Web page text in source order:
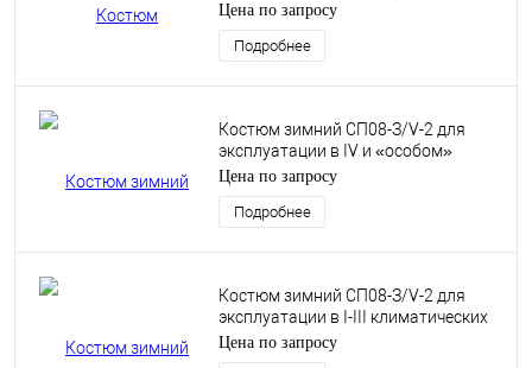
Цена по запросу
Подробнее
Костюм зимний СП08-З/V-2 для
эксплуатации в IV и «особом»
климатических поясах. (класс 7)
Цена по запросу
Подробнее
Костюм зимний СП08-З/V-2 для
эксплуатации в I-III климатических
поясах. (класс 7)
Цена по запросу